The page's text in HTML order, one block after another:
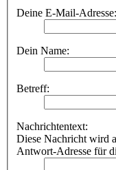
Deine E-Mail-Adresse:
Dein Name:
Betreff:
Nachrichtentext:
Diese Nachricht wird
Antwort-Adresse für